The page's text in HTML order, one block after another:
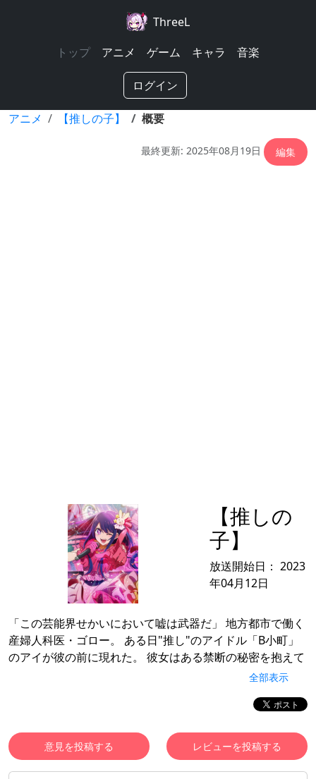
ThreeL
トップ
アニメ ゲーム キャラ 音楽
ログイン
アニメ 【推しの子】 概要
最終更新: 2025年08月19日 編集
【推しの
子】
放送開始日： 2023
年04月12日
「この芸能界せかいにおいて嘘は武器だ」 地方都市で働く
産婦人科医・ゴロー。 ある日"推し"のアイドル「B小町」
のアイが彼の前に現れた。 彼女はある禁断の秘密を抱えて
おり…。 そんな二人の"最悪"の出会いから、運命が動き出
全部表示
意見を投稿する レビューを投稿する